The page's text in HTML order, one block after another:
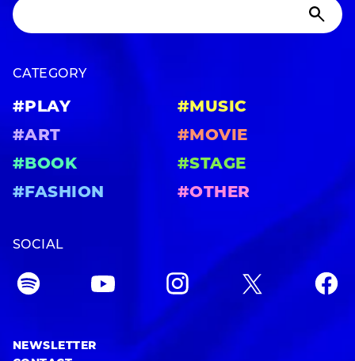
CATEGORY
#PLAY
#MUSIC
#ART
#MOVIE
#BOOK
#STAGE
#FASHION
#OTHER
SOCIAL
NEWSLETTER